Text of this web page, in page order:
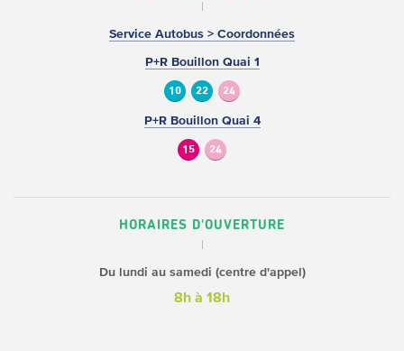
Service Autobus > Coordonnées
P+R Bouillon Quai 1
10 22 24
P+R Bouillon Quai 4
15 24
HORAIRES D'OUVERTURE
Du lundi au samedi (centre d'appel)
8h à 18h